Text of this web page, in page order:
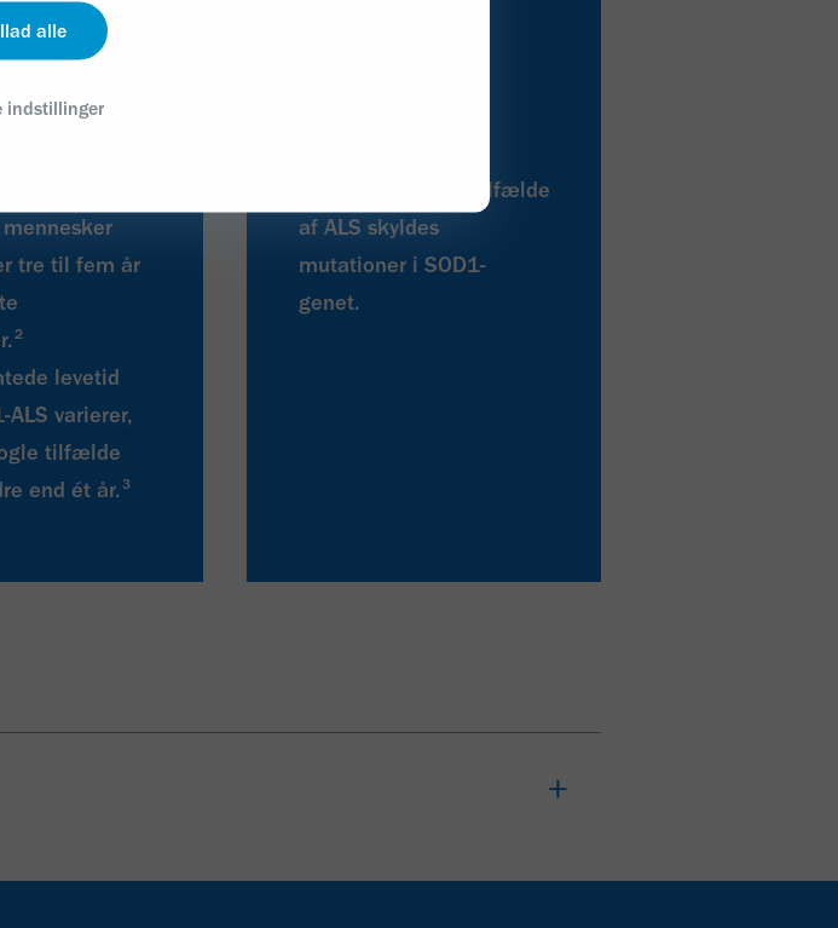
alle
indstillinger
ÅR
tre til fem år
2
levetid
ALS varierer,
tilfælde
end ét år.3
To procent af alle tilfælde
af ALS skyldes
mutationer i SOD1-
genet.